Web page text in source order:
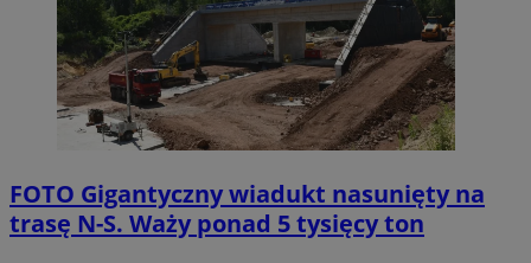
FOTO Gigantyczny wiadukt nasunięty na
trasę N-S. Waży ponad 5 tysięcy ton